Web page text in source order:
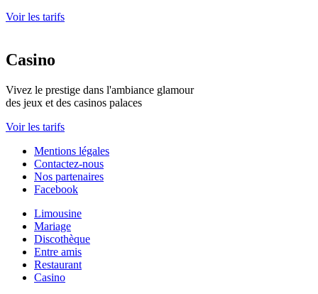
Voir les tarifs
Casino
Vivez le prestige dans l'ambiance glamour
des jeux et des casinos palaces
Voir les tarifs
Mentions légales
Contactez-nous
Nos partenaires
Facebook
Limousine
Mariage
Discothèque
Entre amis
Restaurant
Casino